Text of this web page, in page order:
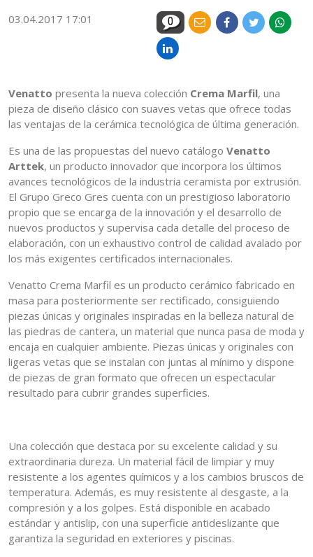
03.04.2017 17:01 0
Venatto presenta la nueva colección Crema Marfil, una
pieza de diseño clásico con suaves vetas que ofrece todas
las ventajas de la cerámica tecnológica de última generación.
Es una de las propuestas del nuevo catálogo Venatto
Arttek, un producto innovador que incorpora los últimos
avances tecnológicos de la industria ceramista por extrusión.
El Grupo Greco Gres cuenta con un prestigioso laboratorio
propio que se encarga de la innovación y el desarrollo de
nuevos productos y supervisa cada detalle del proceso de
elaboración, con un exhaustivo control de calidad avalado por
los más exigentes certificados internacionales.
Venatto Crema Marfil es un producto cerámico fabricado en
masa para posteriormente ser rectificado, consiguiendo
piezas únicas y originales inspiradas en la belleza natural de
las piedras de cantera, un material que nunca pasa de moda y
encaja en cualquier ambiente. Piezas únicas y originales con
ligeras vetas que se instalan con juntas al mínimo y dispone
de piezas de gran formato que ofrecen un espectacular
resultado para cubrir grandes superficies.
Una colección que destaca por su excelente calidad y su
extraordinaria dureza. Un material fácil de limpiar y muy
resistente a los agentes químicos y a los cambios bruscos de
temperatura. Además, es muy resistente al desgaste, a la
compresión y a los golpes. Está disponible en acabado
estándar y antislip, con una superficie antideslizante que
garantiza la seguridad en exteriores y piscinas.